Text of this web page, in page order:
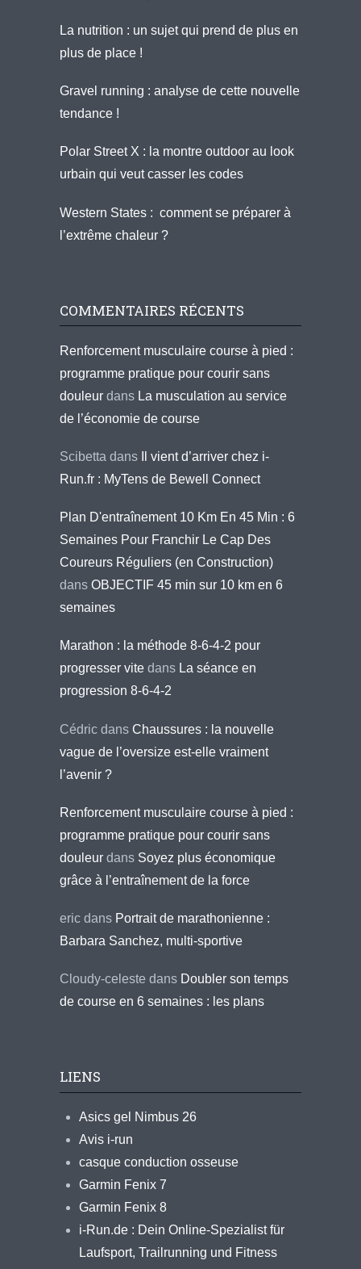
La nutrition : un sujet qui prend de plus en
plus de place !
Gravel running : analyse de cette nouvelle
tendance !
Polar Street X : la montre outdoor au look
urbain qui veut casser les codes
Western States : comment se préparer à
l’extrême chaleur ?
COMMENTAIRES RÉCENTS
Renforcement musculaire course à pied :
programme pratique pour courir sans
douleur dans La musculation au service
de l’économie de course
Scibetta dans
Il vient d’arriver chez i-
Run.fr : MyTens de Bewell Connect
Plan D'entraînement 10 Km En 45 Min : 6
Semaines Pour Franchir Le Cap Des
Coureurs Réguliers (en Construction)
dans OBJECTIF 45 min sur 10 km en 6
semaines
Marathon : la méthode 8-6-4-2 pour
progresser vite dans La séance en
progression 8-6-4-2
Cédric dans Chaussures : la nouvelle
vague de l’oversize est-elle vraiment
l’avenir ?
Renforcement musculaire course à pied :
programme pratique pour courir sans
douleur dans Soyez plus économique
grâce à l’entraînement de la force
eric dans Portrait de marathonienne :
Barbara Sanchez, multi-sportive
Cloudy-celeste dans Doubler son temps
de course en 6 semaines : les plans
LIENS
Asics gel Nimbus 26
Avis i-run
casque conduction osseuse
Garmin Fenix 7
Garmin Fenix 8
i-Run.de : Dein Online-Spezialist für
Laufsport, Trailrunning und Fitness